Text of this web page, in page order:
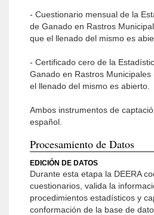
- Cuestionario mensual de la
de Ganado en Rastros
que el llenado del mismo es
- Certificado cero de la
Ganado en Rastros
el llenado del mismo es abierto.
Ambos instrumentos de
español.
Procesamiento de Datos
EDICIÓN DE DATOS
Durante esta etapa la DEERA
cuestionarios, valida la
procedimientos estadísticos y
conformación de la base de